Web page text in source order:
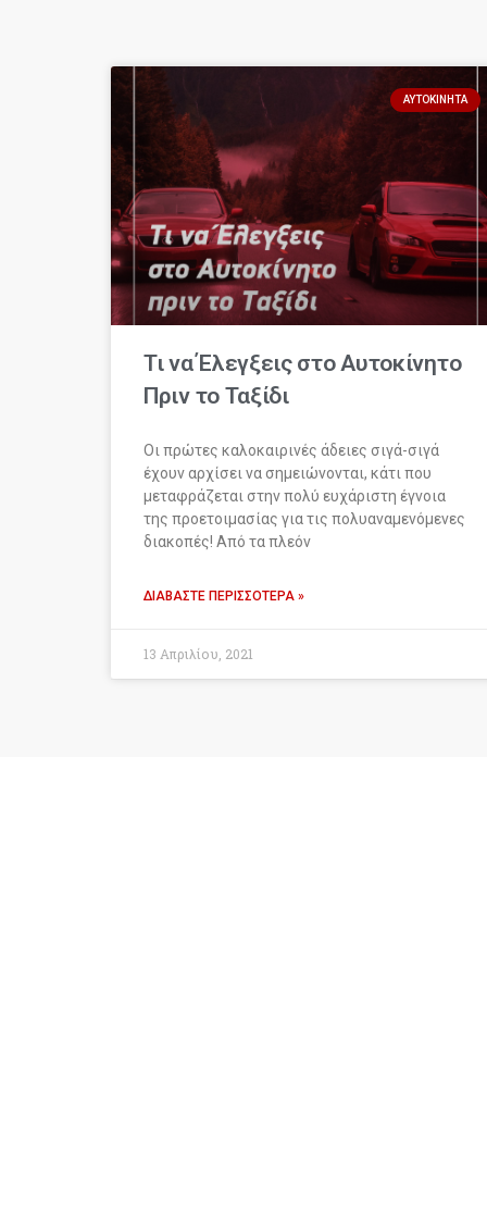
ΑΥΤΟΚΊΝΗΤΑ
Τι να Έλεγξεις στο Αυτοκίνητο
Πριν το Ταξίδι
Οι πρώτες καλοκαιρινές άδειες σιγά-σιγά
έχουν αρχίσει να σημειώνονται, κάτι που
μεταφράζεται στην πολύ ευχάριστη έγνοια
της προετοιμασίας για τις πολυαναμενόμενες
διακοπές! Από τα πλεόν
ΔΙΑΒΆΣΤΕ ΠΕΡΙΣΣΌΤΕΡΑ »
13 Απριλίου, 2021